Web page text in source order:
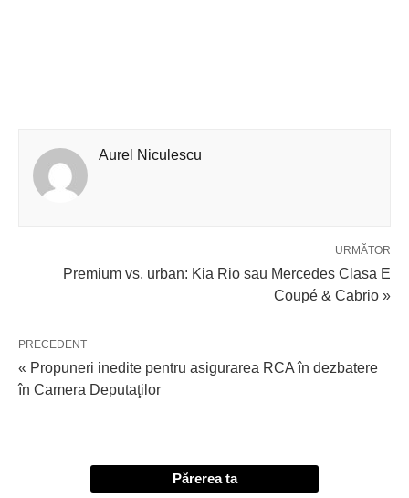
Aurel Niculescu
URMĂTOR
Premium vs. urban: Kia Rio sau Mercedes Clasa E
Coupé & Cabrio »
PRECEDENT
« Propuneri inedite pentru asigurarea RCA în dezbatere
în Camera Deputaţilor
Părerea ta